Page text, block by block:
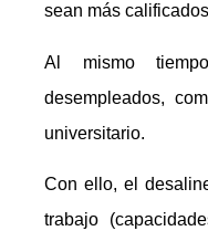
sean más
Al mismo
desempleados,
universitario.
Con ello, el
trabajo